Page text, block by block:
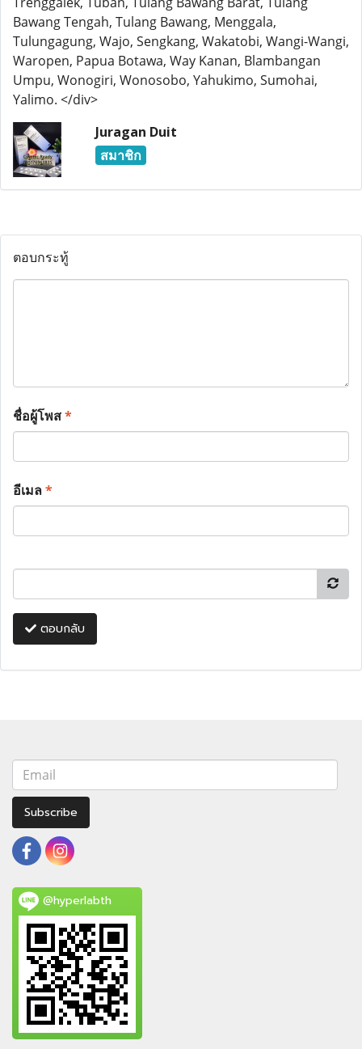
Bawang Tengah, Tulang Bawang, Menggala,
Tulungagung, Wajo, Sengkang, Wakatobi, Wangi-Wangi,
Waropen, Papua Botawa, Way Kanan, Blambangan
Umpu, Wonogiri, Wonosobo, Yahukimo, Sumohai,
Yalimo. </div>
Juragan Duit
สมาชิก
ตอบกระทู้
ชื่อผู้โพส*
อีเมล*
ตอบกลับ
Subscribe
@hyperlabth